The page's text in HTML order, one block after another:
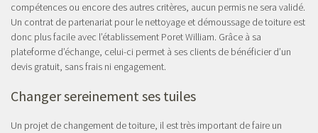
compétences ou encore des autres critères, aucun permis ne sera validé.
Un contrat de partenariat pour le nettoyage et démoussage de toiture est
donc plus facile avec l’établissement Poret William. Grâce à sa
plateforme d’échange, celui-ci permet à ses clients de bénéficier d’un
devis gratuit, sans frais ni engagement.
Changer sereinement ses tuiles
Un projet de changement de toiture, il est très important de faire un